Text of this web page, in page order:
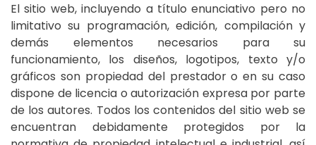
El sitio web, incluyendo a título enunciativo pero no
limitativo su programación, edición, compilación y
demás elementos necesarios para su
funcionamiento, los diseños, logotipos, texto y/o
gráficos son propiedad del prestador o en su caso
dispone de licencia o autorización expresa por parte
de los autores. Todos los contenidos del sitio web se
encuentran debidamente protegidos por la